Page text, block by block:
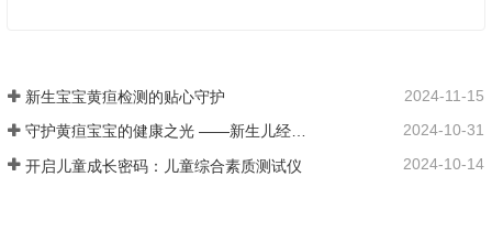
新生宝宝黄疸检测的贴心守护 2024-11-15
守护黄疸宝宝的健康之光 ——新生儿经皮黄疸仪 2024-10-31
开启儿童成长密码：儿童综合素质测试仪 2024-10-14